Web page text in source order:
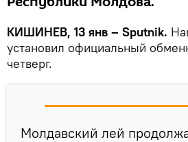
КИШИНЕВ, 13 янв – Sputnik.
установил официальный
четверг.
Молдавский лей